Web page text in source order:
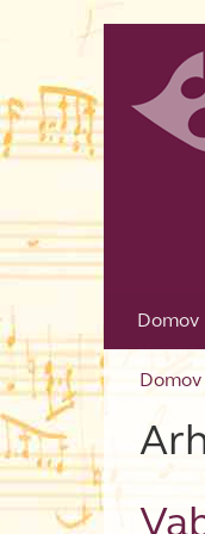
Domov
Domov